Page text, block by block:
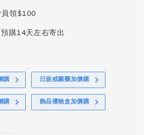
員領$100
購14天左右寄出
購 日規戒圍圈加價購
購 飾品禮物盒加價購